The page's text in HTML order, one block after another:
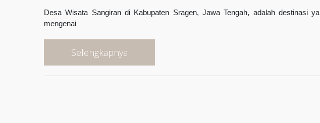
Desa Wisata Sangiran di Kabupaten Sragen, Jawa Tengah, adalah destinasi
mengenai
Selengkapnya